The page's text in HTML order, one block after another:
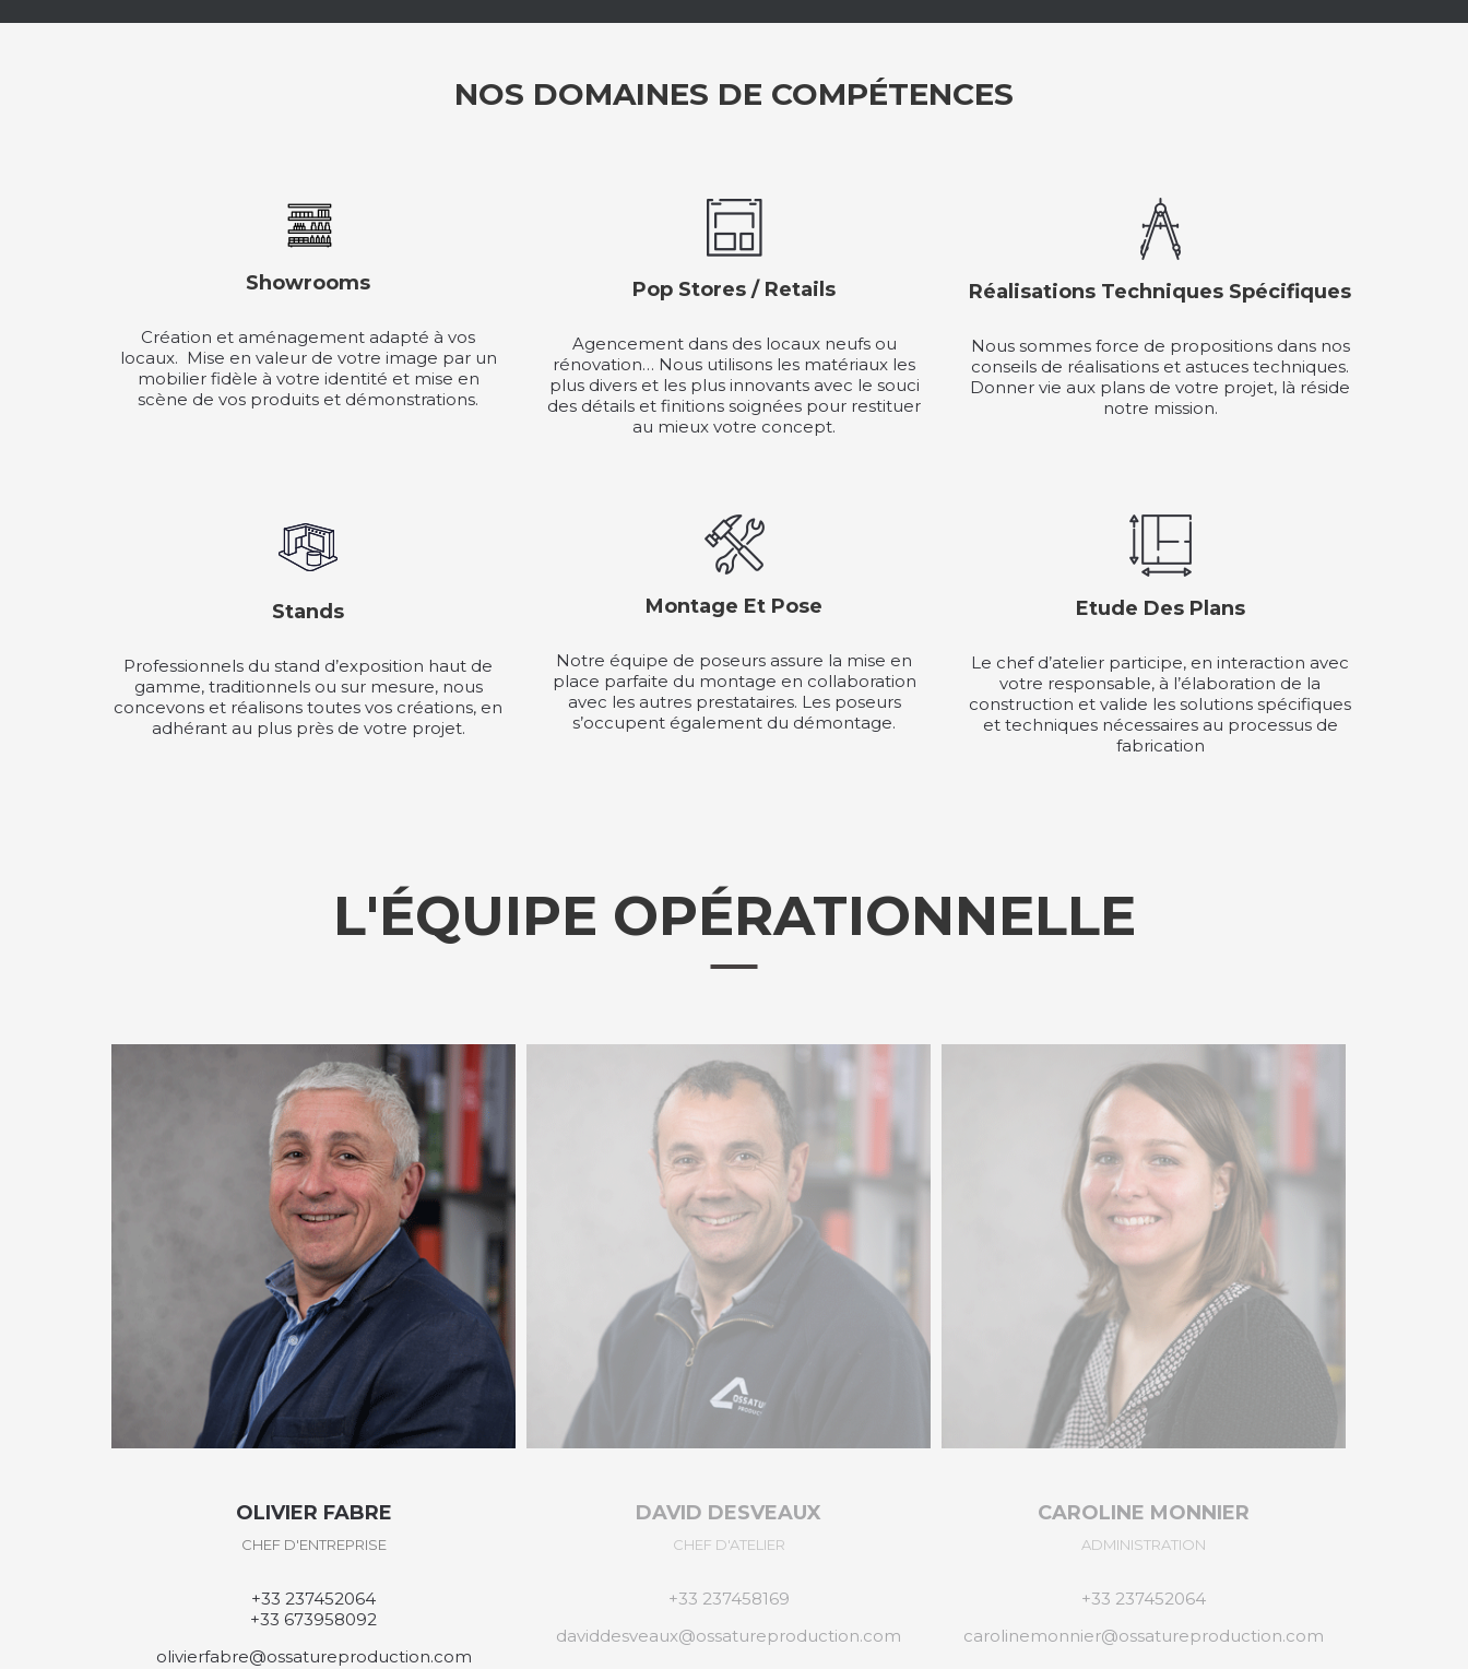
NOS DOMAINES DE COMPÉTENCES
Showrooms
Création et aménagement adapté à vos
locaux. Mise en valeur de votre image par un
mobilier fidèle à votre identité et mise en
scène de vos produits et démonstrations.
Pop Stores / Retails
Agencement dans des locaux neufs ou
rénovation… Nous utilisons les matériaux les
plus divers et les plus innovants avec le souci
des détails et finitions soignées pour restituer
au mieux votre concept.
Réalisations Techniques Spécifiques
Nous sommes force de propositions dans nos
conseils de réalisations et astuces techniques.
Donner vie aux plans de votre projet, là réside
notre mission.
Stands
Professionnels du stand d’exposition haut de
gamme, traditionnels ou sur mesure, nous
concevons et réalisons toutes vos créations, en
adhérant au plus près de votre projet.
Montage Et Pose
Notre équipe de poseurs assure la mise en
place parfaite du montage en collaboration
avec les autres prestataires. Les poseurs
s’occupent également du démontage.
Etude Des Plans
Le chef d’atelier participe, en interaction avec
votre responsable, à l’élaboration de la
construction et valide les solutions spécifiques
et techniques nécessaires au processus de
fabrication
L'ÉQUIPE OPÉRATIONNELLE
DAVID DESVEAUX
CHEF D'ATELIER
+33 237458169
CAROLINE MONNIER
ADMINISTRATION
+33 237452064
carolinemonnier@ossatureproduction.com
MÉLANIE PAVEE
ADMINISTRATION
+33 237452064
melaniepavee@ossatureproduction.com